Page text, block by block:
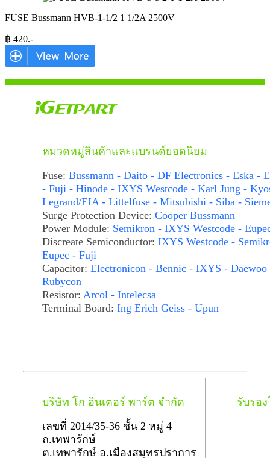
FUSE Bussmann HVB-1-1/2 1 1/2A 2500V
฿ 420.-
หมวดหมู่สินค้าและแบรนด์ยอดนิยม
Fuse: Bussmann - Daito - DF Electronics - Eska -
- Fuji - Hinode - IXYS Westcode - Karl Jung -
Legrand/EIA - Littelfuse - Mitsubishi - Siba -
Surge Protection Device: Cooper Bussmann
Power Module: Semikron - IXYS Westcode -
Discreate Semiconductor: IXYS Westcode -
Eupec - Fuji
Capacitor: Electronicon - Bennic - IXYS - Daewoo
Rubycon
Resistor: Arcol - Intelecsa
Terminal Board: Ing Erich Geiss - Upun
บริษัท โก อินเตอร์ พาร์ต จำกัด
เลขที่ 2014/35-36 ชั้น 2 หมู่ 4
ถ.เทพารักษ์
ต.เทพารักษ์ อ.เมืองสมุทรปราการ
รับรอ